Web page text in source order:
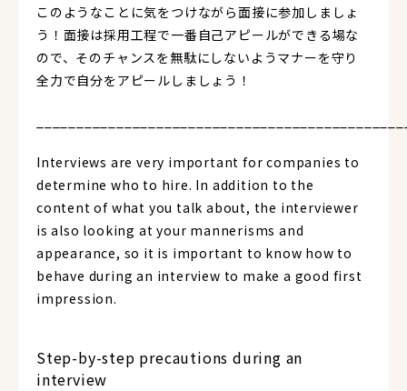
このようなことに気をつけながら面接に参加しましょ
う！面接は採用工程で一番自己アピールができる場な
ので、そのチャンスを無駄にしないようマナーを守り
全力で自分をアピールしましょう！
Interviews are very important for companies to
determine who to hire. In addition to the
content of what you talk about, the interviewer
is also looking at your mannerisms and
appearance, so it is important to know how to
behave during an interview to make a good first
impression.
Step-by-step precautions during an
interview